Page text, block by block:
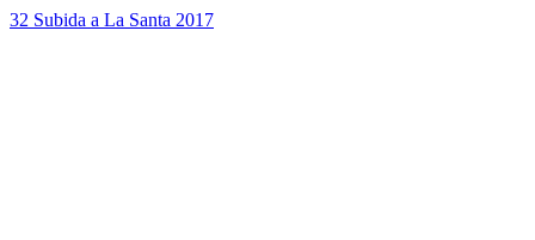
32 Subida a La Santa 2017